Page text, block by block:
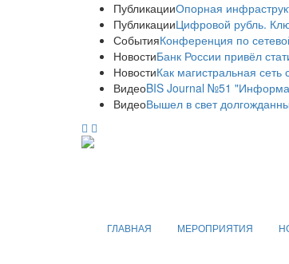
ПубликацииОпорная
ПубликацииЦифровой рубль.
СобытияКонференция по
НовостиБанк России привёл
НовостиКак магистральная
ВидеоBIS Journal №51
ВидеоВышел в свет
ГЛАВНАЯ МЕРОПРИЯТИЯ